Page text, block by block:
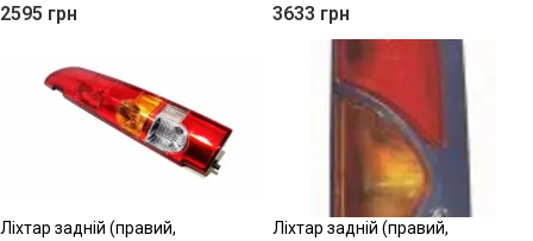
2595 грн 3633 грн
Ліхтар задній (правий, Ліхтар задній (правий,